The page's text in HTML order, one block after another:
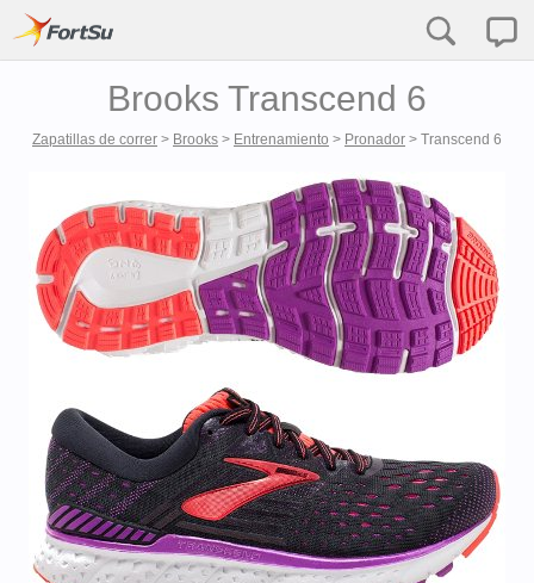
Brooks Transcend 6
Zapatillas de correr > Brooks > Entrenamiento > Pronador > Transcend 6